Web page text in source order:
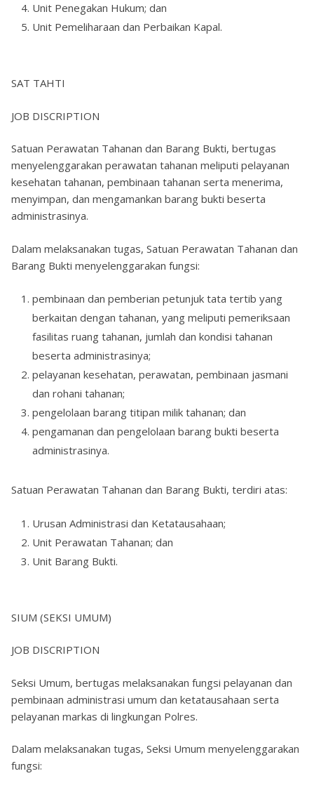
Unit Penegakan Hukum; dan
Unit Pemeliharaan dan Perbaikan Kapal.
SAT TAHTI
JOB DISCRIPTION
Satuan Perawatan Tahanan dan Barang Bukti, bertugas
menyelenggarakan perawatan tahanan meliputi pelayanan
kesehatan tahanan, pembinaan tahanan serta menerima,
menyimpan, dan mengamankan barang bukti beserta
administrasinya.
Dalam melaksanakan tugas, Satuan Perawatan Tahanan dan
Barang Bukti menyelenggarakan fungsi:
pembinaan dan pemberian petunjuk tata tertib yang
berkaitan dengan tahanan, yang meliputi pemeriksaan
fasilitas ruang tahanan, jumlah dan kondisi tahanan
beserta administrasinya;
pelayanan kesehatan, perawatan, pembinaan jasmani
dan rohani tahanan;
pengelolaan barang titipan milik tahanan; dan
pengamanan dan pengelolaan barang bukti beserta
administrasinya.
Satuan Perawatan Tahanan dan Barang Bukti, terdiri atas:
Urusan Administrasi dan Ketatausahaan;
Unit Perawatan Tahanan; dan
Unit Barang Bukti.
SIUM (SEKSI UMUM)
JOB DISCRIPTION
Seksi Umum, bertugas melaksanakan fungsi pelayanan dan
pembinaan administrasi umum dan ketatausahaan serta
pelayanan markas di lingkungan Polres.
Dalam melaksanakan tugas, Seksi Umum menyelenggarakan
fungsi: